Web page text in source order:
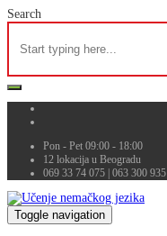
Search
Pon - Pet 09:00 - 18:00
12 lokacija u Beogradu
069 33 74 075 | 063 300 935
Toggle navigation